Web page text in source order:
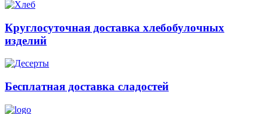
Круглосуточная доставка хлебобулочных
изделий
Бесплатная доставка сладостей